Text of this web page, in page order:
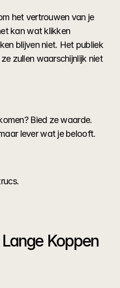
het vertrouwen van je
kan wat klikken
blijven niet. Het publiek
zullen waarschijnlijk niet
Bied ze waarde.
lever wat je belooft.
Koppen